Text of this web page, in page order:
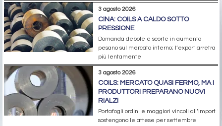
3 agosto 2026
CINA: COILS A CALDO SOTTO
PRESSIONE
Domanda debole e scorte in aumento
pesano sul mercato interno; l’export arretra
più lentamente
3 agosto 2026
COILS: MERCATO QUASI FERMO, MA I
PRODUTTORI PREPARANO NUOVI
RIALZI
Portafogli ordini e maggiori vincoli all’import
sostengono le attese per settembre